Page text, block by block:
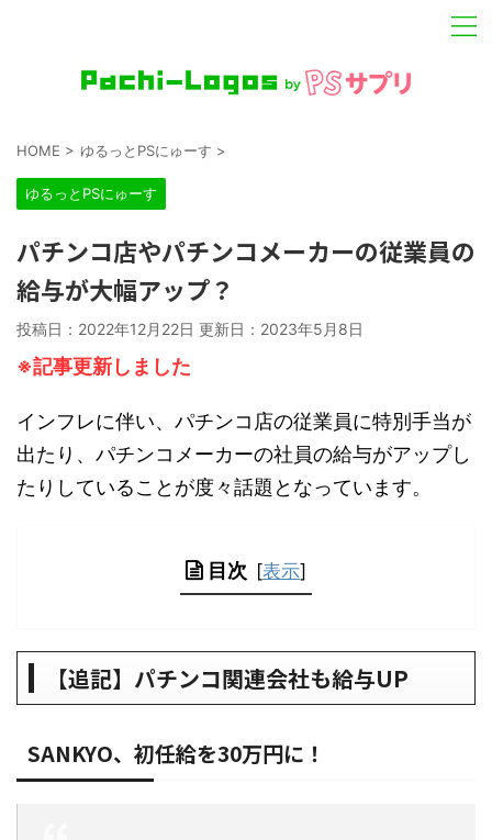
HOME > ゆるっとPSにゅーす >
ゆるっとPSにゅーす
パチンコ店やパチンコメーカーの従業員の
給与が大幅アップ？
投稿日：2022年12月22日 更新日： 2023年5月8日
※記事更新しました
インフレに伴い、パチンコ店の従業員に特別手当が
出たり、パチンコメーカーの社員の給与がアップし
たりしていることが度々話題となっています。
目次 [表示]
【追記】パチンコ関連会社も給与UP
SANKYO、初任給を30万円に！